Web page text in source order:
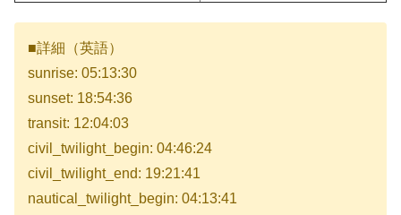
■詳細（英語）
sunrise: 05:13:30
sunset: 18:54:36
transit: 12:04:03
civil_twilight_begin: 04:46:24
civil_twilight_end: 19:21:41
nautical_twilight_begin: 04:13:41